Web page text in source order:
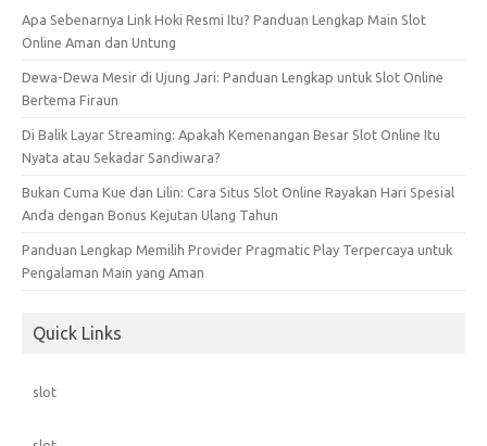
Apa Sebenarnya Link Hoki Resmi Itu? Panduan Lengkap Main Slot
Online Aman dan Untung
Dewa-Dewa Mesir di Ujung Jari: Panduan Lengkap untuk Slot Online
Bertema Firaun
Di Balik Layar Streaming: Apakah Kemenangan Besar Slot Online Itu
Nyata atau Sekadar Sandiwara?
Bukan Cuma Kue dan Lilin: Cara Situs Slot Online Rayakan Hari Spesial
Anda dengan Bonus Kejutan Ulang Tahun
Panduan Lengkap Memilih Provider Pragmatic Play Terpercaya untuk
Pengalaman Main yang Aman
Quick Links
slot